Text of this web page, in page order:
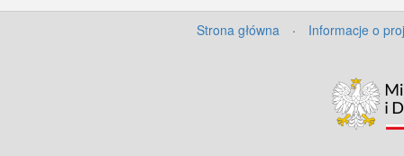
Strona główna · Informacje o